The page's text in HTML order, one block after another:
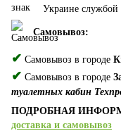
Украине службой
Самовывоз:
✔ Самовывоз в городе
✔ Самовывоз в городе
туалетных кабин
ПОДРОБНАЯ
доставка и самовывоз